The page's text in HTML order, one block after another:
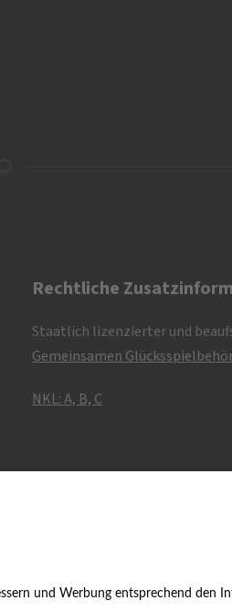
Rechtliche
Staatlich lizenzierter und
Gemeinsamen
NKL: A, B, C